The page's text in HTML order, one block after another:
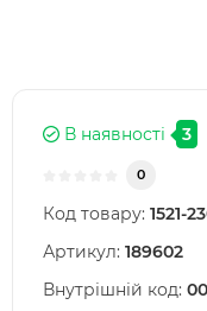
В наявності 3
0
Код товару: 1521-
Артикул: 189602
Внутрішній код: